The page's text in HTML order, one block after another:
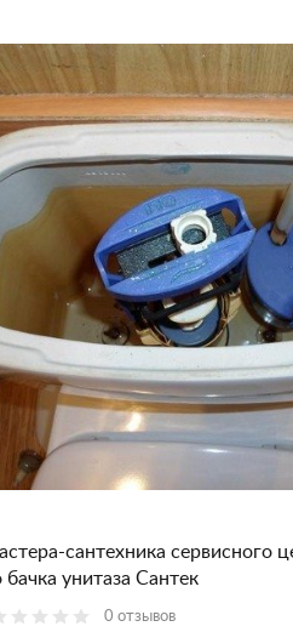
сантехника сервисного
бачка унитаза Сантек
0 отзывов